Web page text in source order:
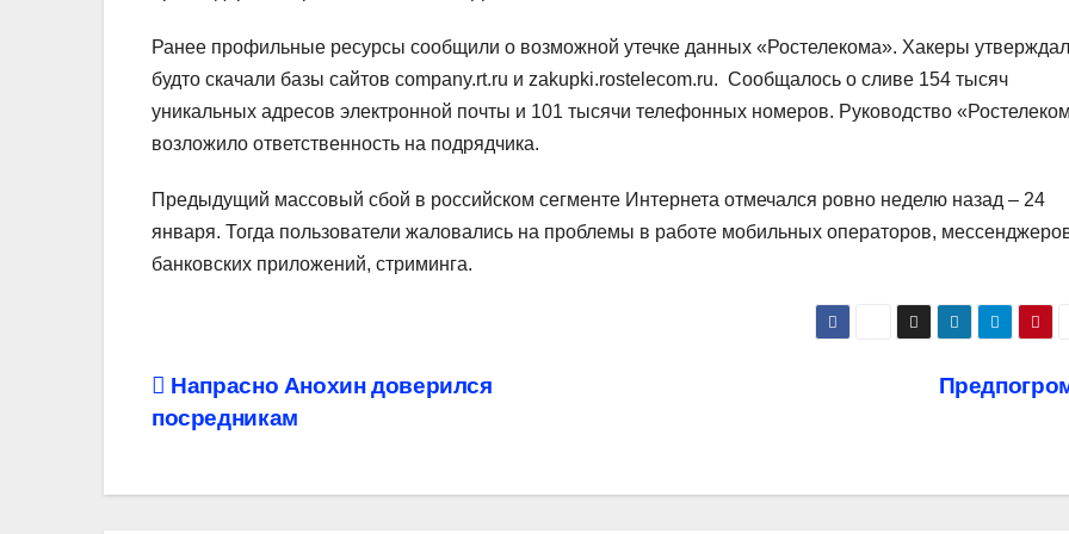
Ранее профильные ресурсы сообщили о возможной утечке данных «Ростелекома». Хакеры
будто скачали базы сайтов company.rt.ru и zakupki.rostelecom.ru. Сообщалось о сливе 154 тысяч
уникальных адресов электронной почты и 101 тысячи телефонных номеров. Руководство
возложило ответственность на подрядчика.
Предыдущий массовый сбой в российском сегменте Интернета отмечался ровно неделю назад – 24
января. Тогда пользователи жаловались на проблемы в работе мобильных операторов,
банковских приложений, стриминга.
Навигация
по
записям
Напрасно Анохин доверился
посредникам